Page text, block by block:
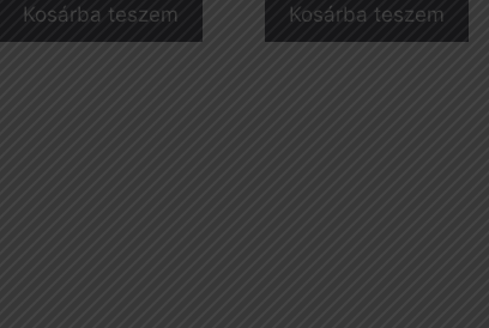
Kosárba teszem Kosárba teszem